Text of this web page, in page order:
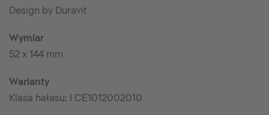
Design by Duravit
Wymiar
52 x 144 mm
Warianty
Klasa hałasu: I CE1012002010